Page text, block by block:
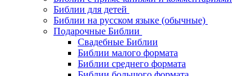
Библии для детей
Библии на русском языке (обычные)
Подарочные Библии
Свадебные Библии
Библии малого формата
Библии среднего формата